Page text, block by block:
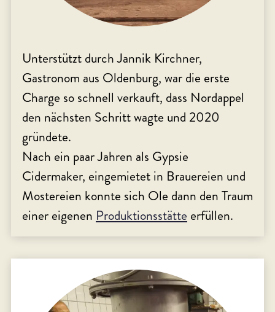
Unterstützt durch Jannik Kirchner,
Gastronom aus Oldenburg, war die erste
Charge so schnell verkauft, dass Nordappel
den nächsten Schritt wagte und 2020
gründete.
Nach ein paar Jahren als Gypsie
Cidermaker, eingemietet in Brauereien und
Mostereien konnte sich Ole dann den Traum
einer eigenen Produktionsstätte erfüllen.